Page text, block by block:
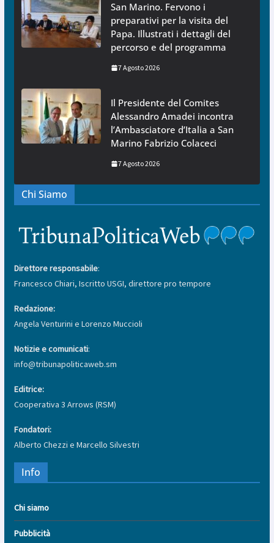
San Marino. Fervono i
preparativi per la visita del
Papa. Illustrati i dettagli del
percorso e del programma
7 Agosto 2026
Il Presidente del Comites
Alessandro Amadei incontra
l’Ambasciatore d’Italia a San
Marino Fabrizio Colaceci
7 Agosto 2026
Chi Siamo
Direttore responsabile:
Francesco Chiari, Iscritto USGI, direttore pro tempore
Redazione:
Angela Venturini e Lorenzo Muccioli
Notizie e comunicati:
info@tribunapoliticaweb.sm
Editrice:
Cooperativa 3 Arrows (RSM)
Fondatori:
Alberto Chezzi e Marcello Silvestri
Info
Chi siamo
Pubblicità